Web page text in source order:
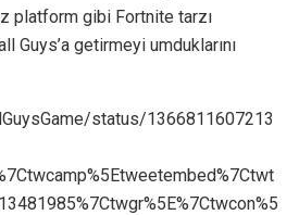
platform gibi Fortnite tarzı
getirmeyi umduklarını
status/1366811607213